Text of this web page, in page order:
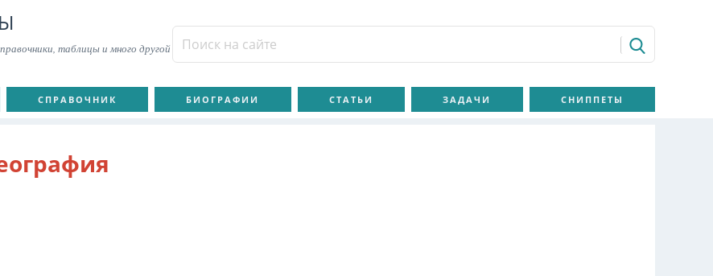
таблицы и много другой
СПРАВОЧНИК БИОГРАФИИ СТАТЬИ ЗАДАЧИ СНИППЕТЫ